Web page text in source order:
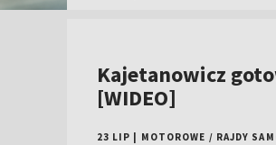
Kajetanowicz
[WIDEO]
23 LIP MOTOROWE / RAJDY